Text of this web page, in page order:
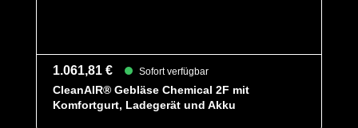
1.061,81 € Sofort verfügbar
CleanAIR® Gebläse Chemical 2F mit
Komfortgurt, Ladegerät und Akku